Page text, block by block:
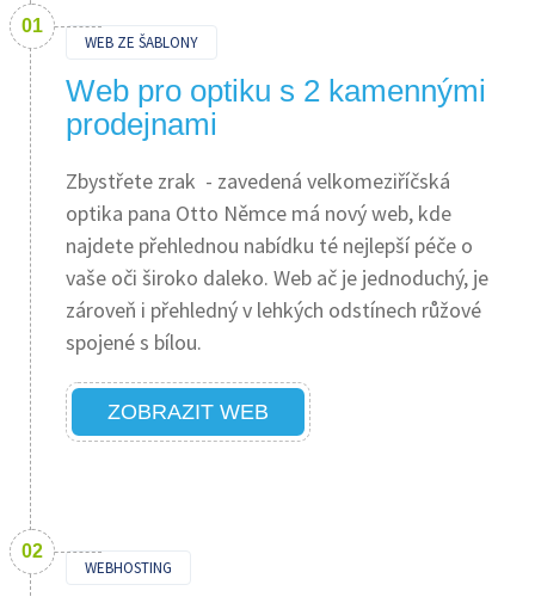
WEB ZE ŠABLONY
Web pro optiku s 2 kamennými
prodejnami
Zbystřete zrak - zavedená velkomeziříčská
optika pana Otto Němce má nový web, kde
najdete přehlednou nabídku té nejlepší péče o
vaše oči široko daleko. Web ač je jednoduchý, je
zároveň i přehledný v lehkých odstínech růžové
spojené s bílou.
ZOBRAZIT WEB
WEBHOSTING